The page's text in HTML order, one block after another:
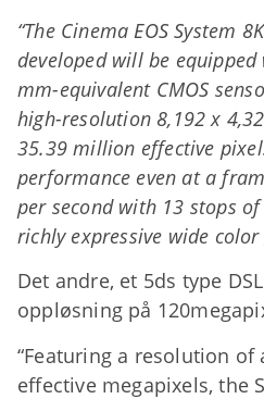
“The Cinema EOS System
developed will be
mm-equivalent CMOS
high-resolution 8,192 x
35.39 million effective
performance even at a
per second with 13 stops
richly expressive wide color
Det andre, et 5ds type
oppløsning på
“Featuring a resolution
effective megapixels, the